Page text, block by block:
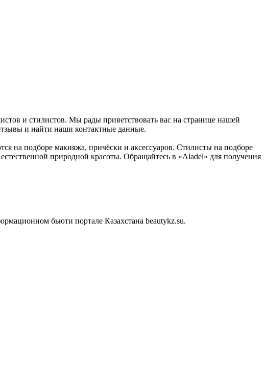
и стилистов. Мы рады приветствовать вас на странице нашей
и найти наши контактные данные.
на подборе макияжа, причёски и аксессуаров. Стилисты на подборе
природной красоты. Обращайтесь в «Aladel» для получения
бьюти портале Казахстана beautykz.su.